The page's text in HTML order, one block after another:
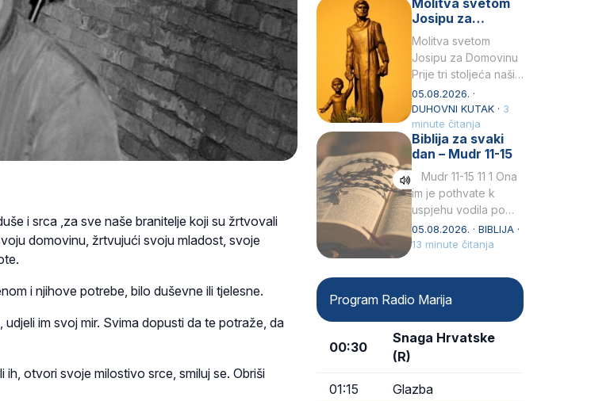
i srca ,za sve naše branitelje koji su žrtvovali
domovinu, žrtvujući svoju mladost, svoje
i njihove potrebe, bilo duševne ili tjelesne.
im svoj mir. Svima dopusti da te potraže, da
ih, otvori svoje milostivo srce, smiluj se. Obriši
Snježna. Ovaj naziv,
Sancta Maria…
Molitva svetom
Josipu za
Domovinu
Molitva svetom
Josipu za Domovinu
Prije tri stoljeća naši
su pradjedovi
odlučili, svečano
izjavili i službeno
proglasili da Ti, brižni
Poočime Isusov,…
05.08.2026. ·
DUHOVNI KUTAK · 3
minute čitanja
Biblija za svaki
dan – Mudr 11-15
Mudr 11-15 11 1 Ona
im je pothvate k
uspjehu vodila po
ruci proroka svetog2
kad su prohodili
dizali…
05.08.2026. · BIBLIJA ·
13 minute čitanja
Program Radio Marija
00:30
Snaga Hrvatske
(R)
01:15 Glazba